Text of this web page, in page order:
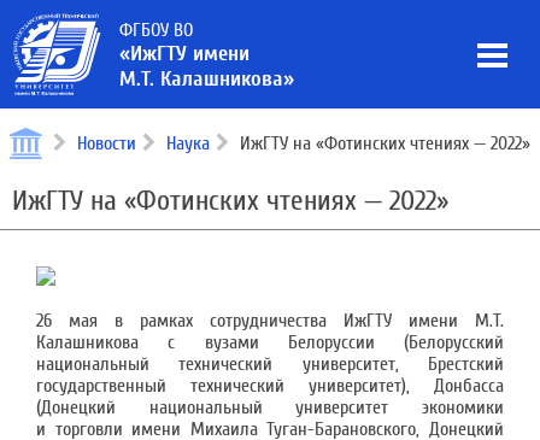
ФГБОУ ВО
«ИжГТУ имени
М.Т. Калашникова»
Новости Наука ИжГТУ на «Фотинских чтениях — 2022»
ИжГТУ на «Фотинских чтениях — 2022»
26 мая в рамках сотрудничества ИжГТУ имени М.Т.
Калашникова с вузами Белоруссии (Белорусский
национальный технический университет, Брестский
государственный технический университет), Донбасса
(Донецкий национальный университет экономики
и торговли имени Михаила Туган-Барановского, Донецкий